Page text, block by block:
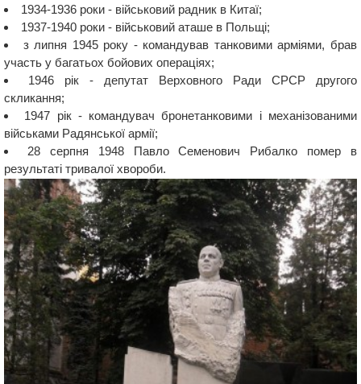
1934-1936 роки - військовий радник в Китаї;
1937-1940 роки - військовий аташе в Польщі;
з липня 1945 року - командував танковими арміями, брав
участь у багатьох бойових операціях;
1946 рік - депутат Верховного Ради СРСР другого
скликання;
1947 рік - командувач бронетанковими і механізованими
військами Радянської армії;
28 серпня 1948 Павло Семенович Рибалко помер в
результаті тривалої хвороби.